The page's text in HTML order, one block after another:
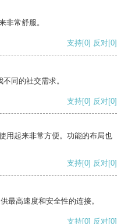
非常舒服。
支持[0] 反对[0]
同的社交需求。
支持[0] 反对[0]
用起来非常方便。功能的布局也
支持[0] 反对[0]
最高速度和安全性的连接。
支持[0] 反对[0]